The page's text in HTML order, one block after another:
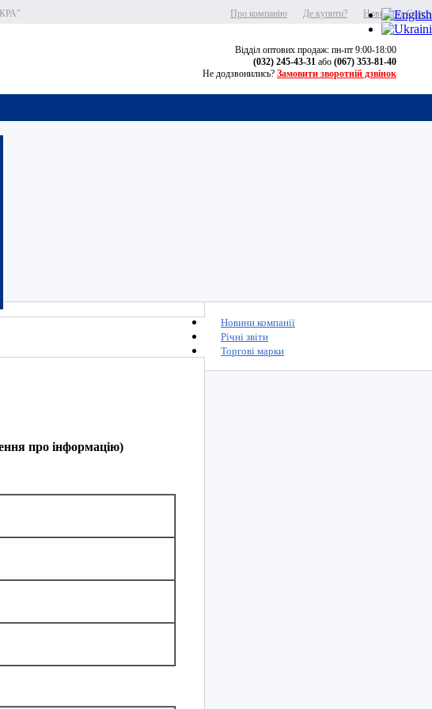
Новини та Статті
Де купити?
Про компанію
Відділ оптових продаж: пн-пт 9:00-18:00
(032) 245-43-31 або (067) 353-81-40
Не додзвонились? Замовити зворотній дзвінок
про інформацію)
Новини компанії
Річні звіти
Торгові марки